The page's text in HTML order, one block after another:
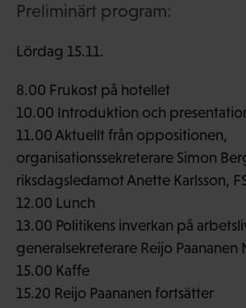
Preliminärt program:
Lördag 15.11.
8.00 Frukost på hotellet
10.00 Introduktion och
11.00 Aktuellt från oppositionen,
organisationssekreterare Simon
riksdagsledamot Anette Karlsson,
12.00 Lunch
13.00 Politikens inverkan på
generalsekreterare Reijo Paananen
15.00 Kaffe
15.20 Reijo Paananen fortsätter